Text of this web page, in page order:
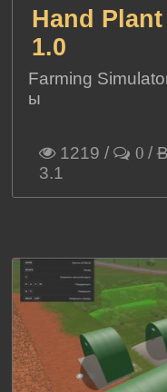
Hand
1.0
Farming
ы
1219 / 0 /
3.1